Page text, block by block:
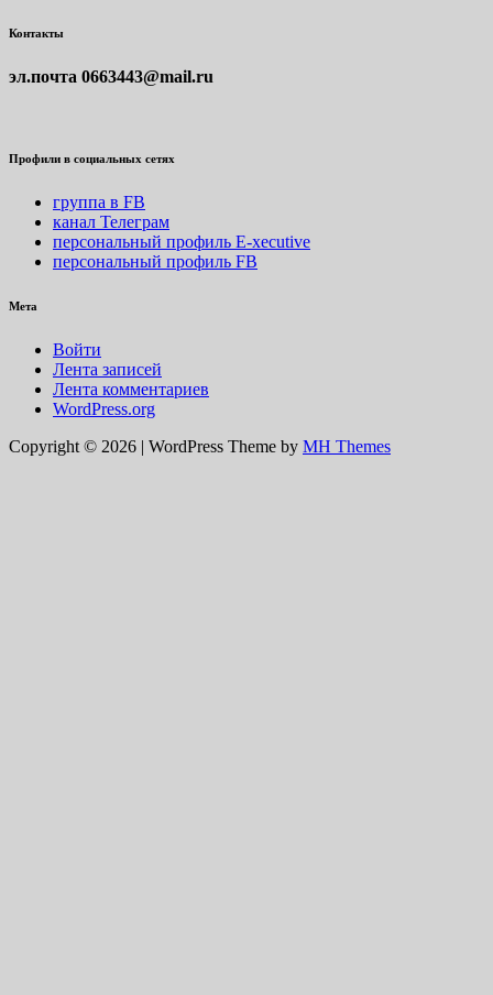
Контакты
эл.почта 0663443@mail.ru
Профили в социальных сетях
группа в FB
канал Телеграм
персональный профиль E-xecutive
персональный профиль FB
Мета
Войти
Лента записей
Лента комментариев
WordPress.org
Copyright © 2026 | WordPress Theme by MH Themes